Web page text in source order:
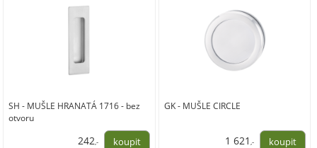
SH - MUŠLE HRANATÁ 1716 - bez
otvoru
242 ,-
GK - MUŠLE CIRCLE
1 621 ,-